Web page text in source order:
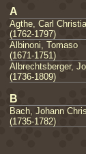
A
Agthe, Carl
(1762-1797)
Albinoni, Tomaso
(1671-1751)
Albrechtsberger,
(1736-1809)
B
Bach, Johann
(1735-1782)